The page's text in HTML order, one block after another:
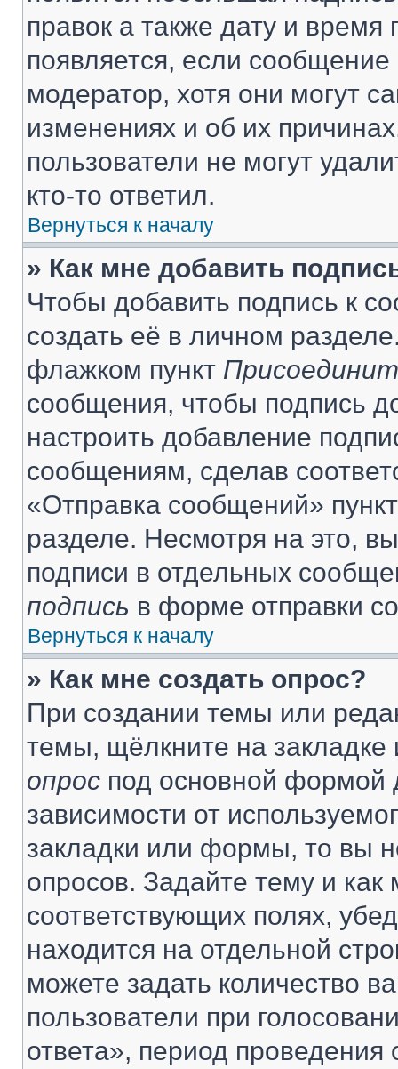
правок а также дату и
появляется, если
модератор, хотя они могут
изменениях и об их
пользователи не могут
кто-то ответил.
Вернуться к началу
» Как мне добавить
Чтобы добавить подпись к
создать её в личном
флажком пункт
сообщения, чтобы подпись
настроить добавление
сообщениям, сделав
«Отправка сообщений»
разделе. Несмотря на это,
подписи в отдельных
подпись в форме отправки
Вернуться к началу
» Как мне создать опрос?
При создании темы или
темы, щёлкните на
опрос под основной формой
зависимости от
закладки или формы, то вы
опросов. Задайте тему и
соответствующих полях,
находится на отдельной
можете задать количество
пользователи при
ответа», период проведения